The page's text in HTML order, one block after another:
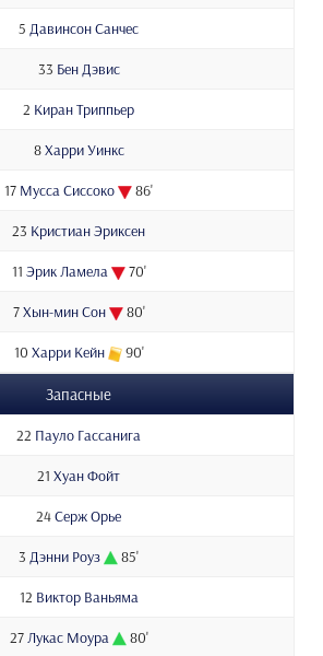
5 Давинсон Санчес
33 Бен Дэвис
2 Киран Триппьер
8Харри Уинкс
17 Мусса Сиссоко 86'
23 Кристиан Эриксен
11 Эрик Ламела 70'
7Хын-мин Сон 80'
10 Харри Кейн 90'
Запасные
22 Пауло Гассанига
21 Хуан Фойт
24Серж Орье
3 Дэнни Роуз 85'
12 Виктор Ваньяма
27Лукас Моура 80'